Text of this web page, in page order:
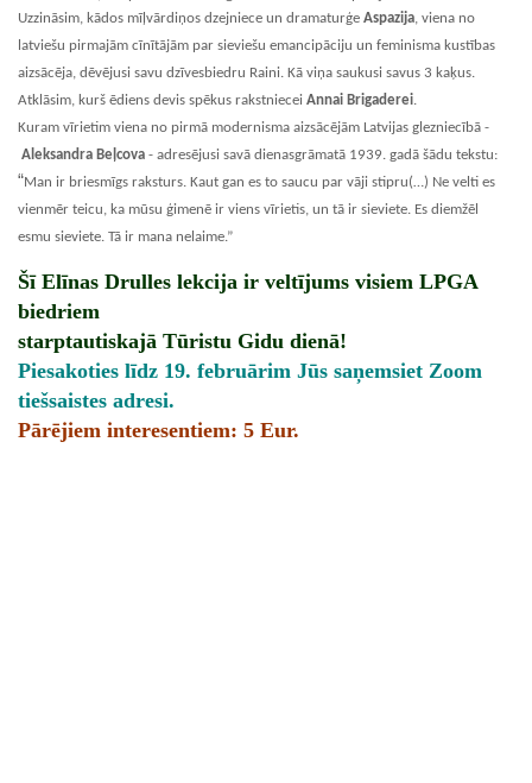
Uzzināsim, kādos mīļvārdiņos dzejniece un dramaturģe Aspazija, viena no
latviešu pirmajām cīnītājām par sieviešu emancipāciju un feminisma kustības
aizsācēja, dēvējusi savu dzīvesbiedru Raini. Kā viņa saukusi savus 3 kaķus.
Atklāsim, kurš ēdiens devis spēkus rakstniecei Annai Brigaderei.
Kuram vīrietim viena no pirmā modernisma aizsācējām Latvijas glezniecībā -
Aleksandra Beļcova - adresējusi savā dienasgrāmatā 1939. gadā šādu tekstu:
“Man ir briesmīgs raksturs. Kaut gan es to saucu par vāji stipru(…) Ne velti es
vienmēr teicu, ka mūsu ģimenē ir viens vīrietis, un tā ir sieviete. Es diemžēl
esmu sieviete. Tā ir mana nelaime.”
Šī Elīnas Drulles lekcija ir veltījums visiem LPGA
biedriem
starptautiskajā Tūristu Gidu dienā!
Piesakoties līdz 19. februārim Jūs saņemsiet Zoom
tiešsaistes adresi.
Pārējiem interesentiem: 5 Eur.